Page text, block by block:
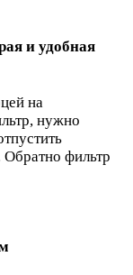
и удобная
на
нужно
Обратно фильтр